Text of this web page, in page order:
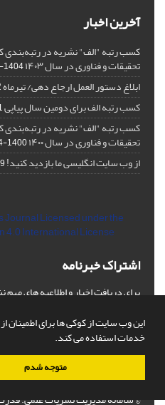
این وب سایت از کوکی ها برای اطمینان از
خدمات استفاده می کند.
متوجه شدم
آخرین اخبار
کسب رتبه "الف" نشریه در رتبه‌بندی
تحقیقات و فناوری در سال ۱۴۰۳ 1404-07-07
ابلاغ دستور العمل ارجاع دهی/ تیرماه 1402
کسب رتبه الف برای دومین سال پیاپی
کسب رتبه "الف" نشریه در رتبه‌بندی
تحقیقات و فناوری در سال ۱۴۰۰ 1400-04-27
از وب سایت انگلیسی ما بازدید کنید!
Journal Licensedunder the
4.0 International License
اشتراک خبرنامه
برای دریافت اخبار و اطلاعیه های
© سامانه مدیریت نشریات علمی.